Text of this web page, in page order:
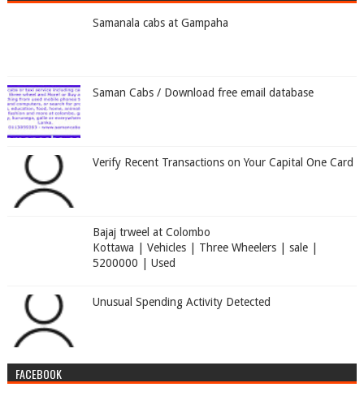
Samanala cabs at Gampaha
Saman Cabs / Download free email database
Verify Recent Transactions on Your Capital One Card
Bajaj trweel at Colombo
Kottawa | Vehicles | Three Wheelers | sale |
5200000 | Used
Unusual Spending Activity Detected
FACEBOOK